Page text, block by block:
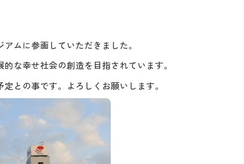
ムに参画していただきました。
な幸せ社会の創造を目指されています。
との事です。よろしくお願いします。